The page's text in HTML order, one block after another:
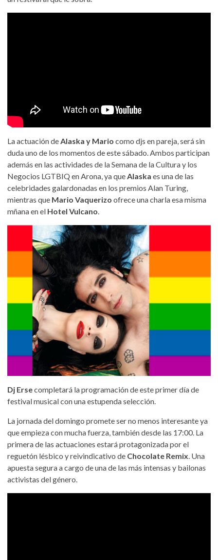
La actuación deAlaska y Mario como djs en pareja, será sin
duda uno de los momentos de este sábado. Ambos participan
además en las actividades de la Semana de la Cultura y los
Negocios LGTBIQ en Arona, ya queAlaska es una de las
celebridades galardonadas en los premios Alan Turing,
mientras que Mario Vaquerizo ofrece una charla esa misma
mñana en el Hotel Vulcano.
alaskaymario2.jpg
Dj Ersecompletará la programación de este primer día de
festival musical con una estupenda selección.
La jornada del domingo promete ser no menos interesante ya
que empieza con mucha fuerza, también desde las 17:00. La
primera de las actuaciones estará protagonizada por el
reguetón lésbico y reivindicativo de Chocolate Remix. Una
apuesta segura a cargo de una de las más intensas y bailonas
activistas del género.